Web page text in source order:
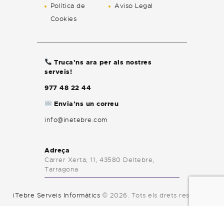
Política de
Cookies
Aviso Legal
Truca'ns ara per als nostres
serveis!
977 48 22 44
Envia'ns un correu
info@inetebre.com
Adreça
Carrer Xerta, 11, 43580 Deltebre,
Tarragona
iTebre Serveis Informàtics © 2026. Tots els drets reservats.